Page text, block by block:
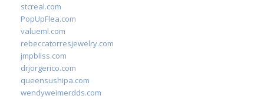
stcreal.com
PopUpFlea.com
valueml.com
rebeccatorresjewelry.com
jmpbliss.com
drjorgerico.com
queensushipa.com
wendyweimerdds.com